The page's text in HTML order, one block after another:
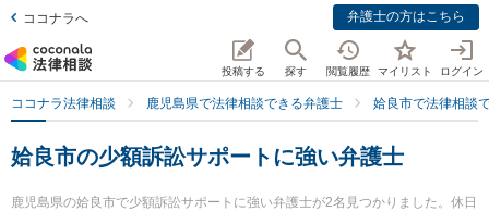
ココナラへ 弁護士の方はこちら
投稿する 探す 閲覧履歴 マイリスト ログイン
ココナラ法律相談 鹿児島県で法律相談できる弁護士 姶良市で法律相談
姶良市の少額訴訟サポートに強い弁護士
鹿児島県の姶良市で少額訴訟サポートに強い弁護士が2名見つかりました。休日